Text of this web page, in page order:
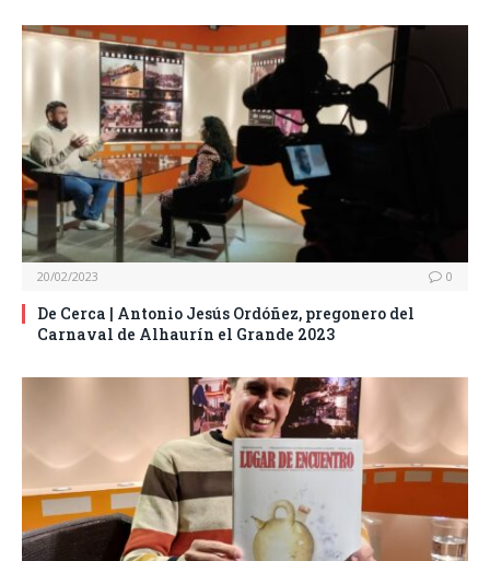
20/02/2023 0
De Cerca | Antonio Jesús Ordóñez, pregonero del
Carnaval de Alhaurín el Grande 2023